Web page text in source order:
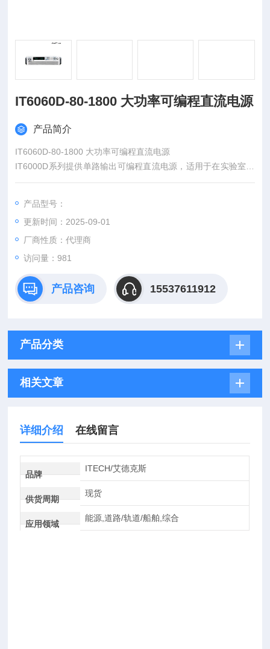
IT6060D-80-1800 大功率可编程直流电源
产品简介
IT6060D-80-1800 大功率可编程直流电源
IT6000D系列提供单路输出可编程直流电源，适用于在实验室和
自动测试系统中提供大功率、稳定的直流供电。IT6000D系列电
压和电流组合，具备灵活性。IT6000D系列应用范围宽广，单机
范围5kW到144kW，电流范围高达2040A及电压范围高达2250
V。
产品型号：
更新时间：2025-09-01
厂商性质：代理商
访问量：981
产品咨询 15537611912
产品分类
相关文章
详细介绍 在线留言
品牌
ITECH/艾德克斯
供货周期
现货
应用领域
能源,道路/轨道/船舶,综合